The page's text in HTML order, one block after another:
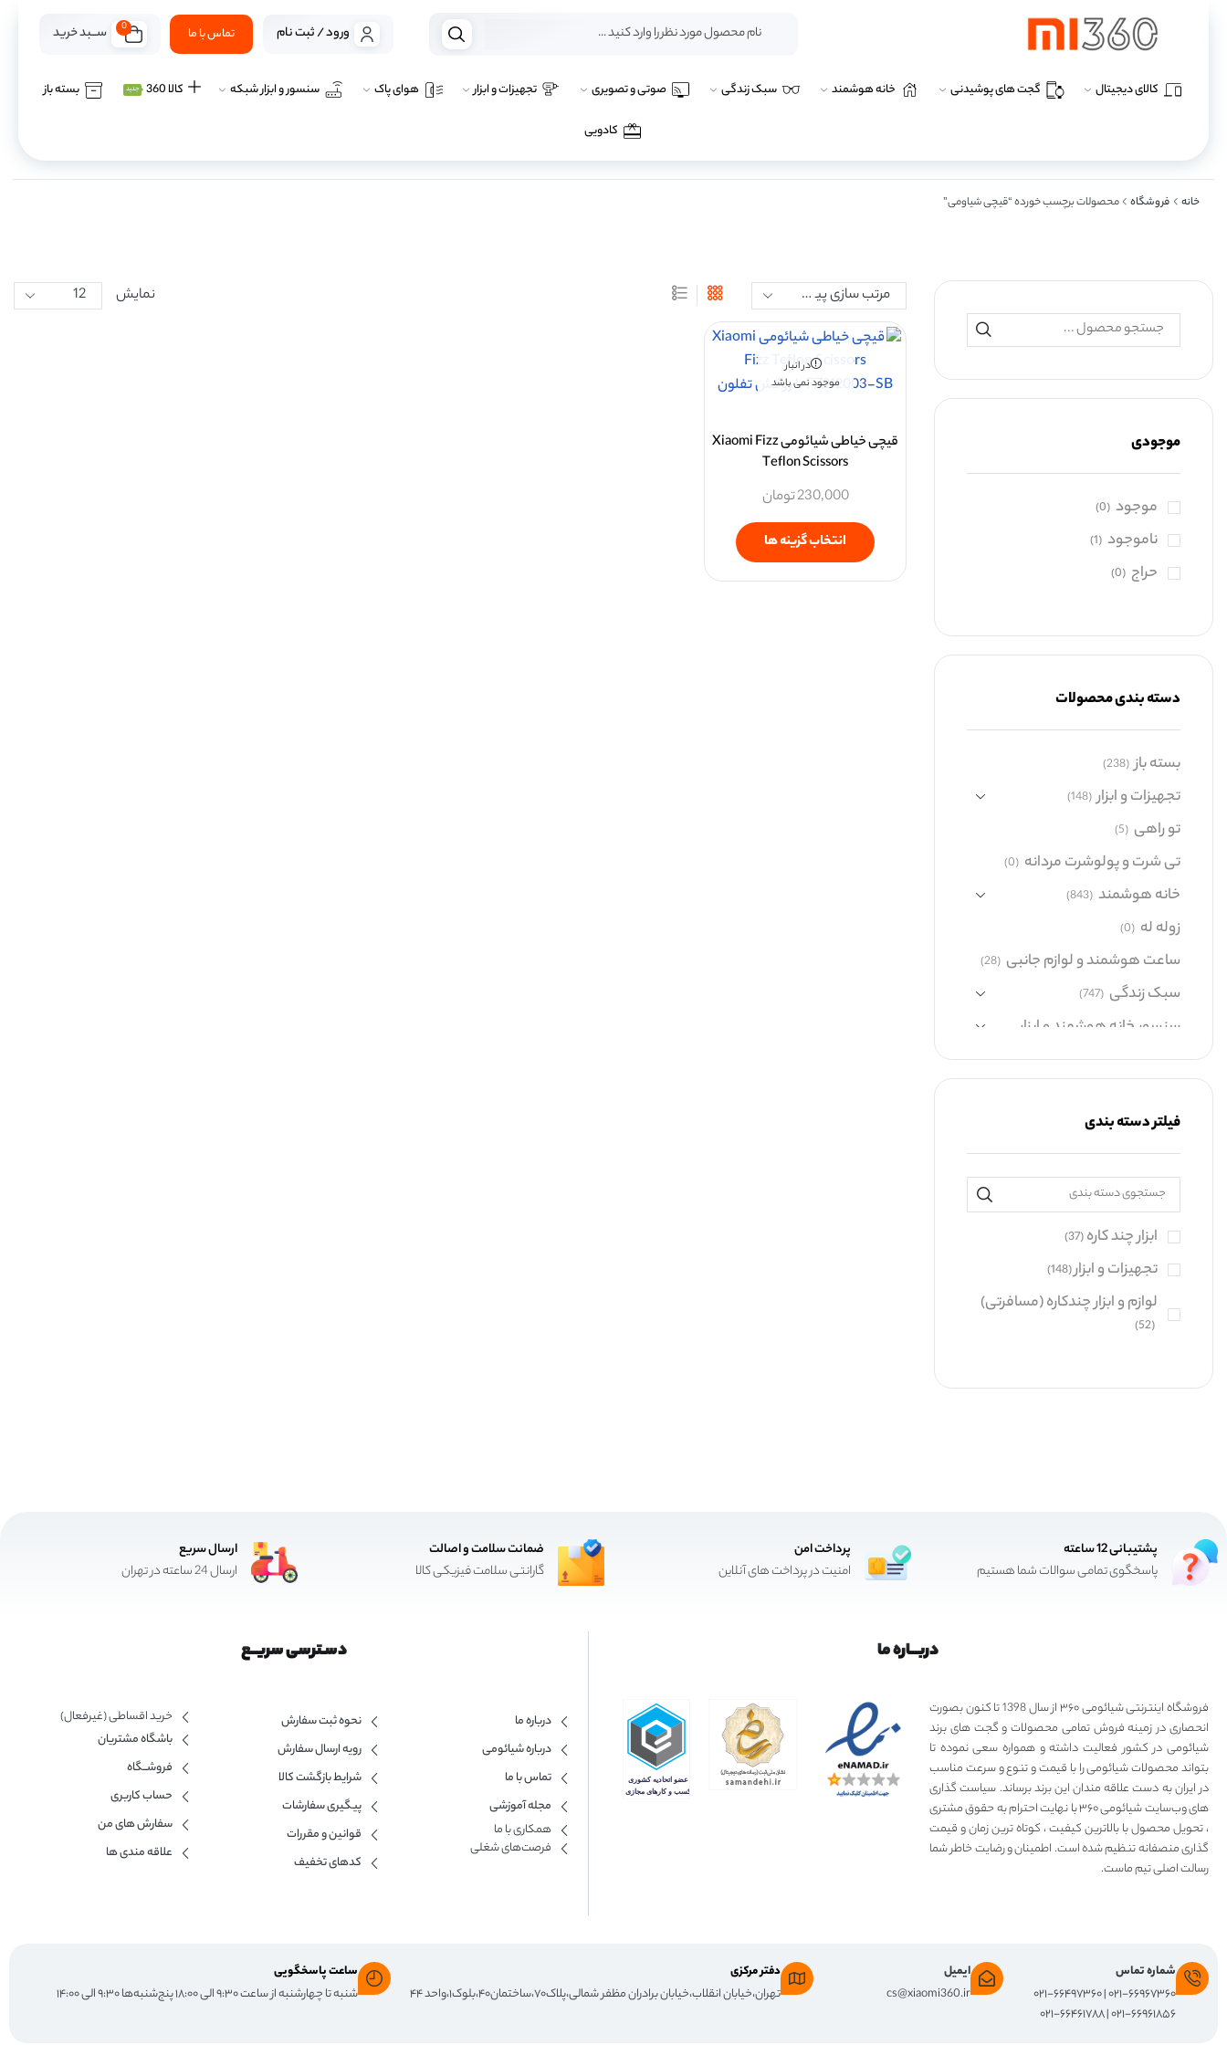
ورود / ثبت نام تماس با ما 0 ســـبد خرید
کالای دیجیتال گجت های پوشیدنی خانه هوشمند سبک زندگی صوتی و تصویری تجهیزات و ابزار هوای پاک سنسور و ابزار شبکه کالا 360 جدید بسته باز
کادویی
خانه فروشگاه محصولات برچسب خورده “قیچی شیاومی”
نمایش
در انبار
موجود نمی باشد
قیچی خیاطی شیائومی Xiaomi Fizz
Teflon Scissors
230,000تومان
انتخاب گزینه ها
موجودی
موجود (0)
ناموجود (1)
حراج (0)
دسته بندی محصولات
بسته باز (238)
تجهیزات و ابزار (148)
تو راهی (5)
تی شرت و پولوشرت مردانه (0)
خانه هوشمند (843)
زوله له (0)
ساعت هوشمند و لوازم جانبی (28)
سبک زندگی (747)
سنسور خانه هوشمند و ابزار
صوتی و تصویری (479)
کالای دیجیتال (458)
گجت های پوشیدنی (271)
گوشی موبایل (0)
گیفت باکس (9)
لپ تاپ و الترابوک
لوازم جانبی خودرو
لوازم خانگی (0)
فیلتر دسته بندی
ابزار چند کاره(37)
تجهیزات و ابزار(148)
لوازم و ابزار چندکاره (مسافرتی)
(52)
پشتیبانی 12 ساعته
پاسخگوی تمامی سوالات شما هستیم
پرداخت امن
امنیت در پرداخت های آنلاین
ضمانت سلامت و اصالت
گارانتی سلامت فیزیکی کالا
ارسال سریع
ارسال 24 ساعته در تهران
دربـــاره ما
فروشگاه اینترنتی شیائومی ۳۶۰ از سال 1398 تا کنون بصورت
انحصاری در زمینه فروش تمامی محصولات و گجت های برند
شیائومی در کشور فعالیت داشته و همواره سعی نموده تا
بتواند محصولات شیائومی را با قیمت و تنوع و سرعت مناسب
در ایران به دست علاقه مندان این برند برساند. سیاست گذاری
های وب‌سایت شیائومی ۳۶۰ با نهایت احترام به حقوق مشتری
، تحویل محصول با بالاترین کیفیت ، کوتاه ترین زمان و قیمت
گذاری منصفانه تنظیم شده است. اطمینان و رضایت خاطر شما
رسالت اصلی تیم ماست.
دسـترسی سریــع
درباره ما
درباره شیائومی
تماس با ما
مجله آموزشی
همکاری با ما​
فرصت‌های شغلی
نحوه ثبت سفارش
رویه ارسال سفارش
شرایط بازگشت کالا
پیگیری سفارشات
قوانین و مقررات
کدهای تخفیف
خرید اقساطی (غیرفعال)
باشگاه مشتریان
فروشــگاه
حساب کاربری
سفارش های من
علاقه مندی ها
شماره تماس
۰۲۱-۶۶۹۶۷۳۶۰ | ۰۲۱-۶۶۴۹۷۳۶۰
۰۲۱-۶۶۹۶۱۸۵۶ | ۰۲۱-۶۶۴۶۱۷۸۸
ایمیل
cs@xiaomi360.ir
دفتر مرکزی
تهران،خیابان انقلاب،خیابان برادران مظفر شمالی،پلاک۷۰،ساختمان۴۰،بلوک۱،واحد ۴۴
ساعت پاسخگویی
شنبه تا چهارشنبه از ساعت ۹:۳۰ الی ۱۸:۰۰ پنج‌شنبه‌ها ۹:۳۰ الی ۱۴:۰۰